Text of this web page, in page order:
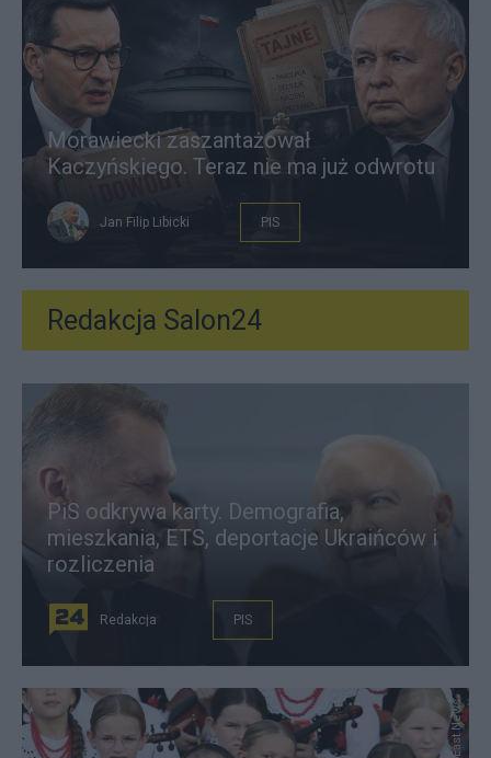
Morawiecki zaszantażował
Kaczyńskiego. Teraz nie ma już odwrotu
Jan Filip Libicki PIS
Redakcja Salon24
PiS odkrywa karty. Demografia,
mieszkania, ETS, deportacje Ukraińców i
rozliczenia
Redakcja PIS
East News